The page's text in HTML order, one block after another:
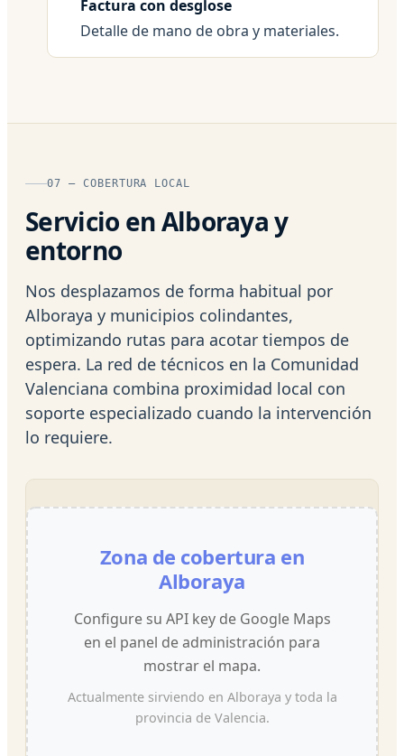
Factura con desglose
Detalle de mano de obra y materiales.
07 — COBERTURA LOCAL
Servicio en Alboraya y
entorno
Nos desplazamos de forma habitual por
Alboraya y municipios colindantes,
optimizando rutas para acotar tiempos de
espera. La red de técnicos en la Comunidad
Valenciana combina proximidad local con
soporte especializado cuando la intervención
lo requiere.
Zona de cobertura en
Alboraya
Configure su API key de Google Maps
en el panel de administración para
mostrar el mapa.
Actualmente sirviendo en Alboraya y toda la
provincia de Valencia.